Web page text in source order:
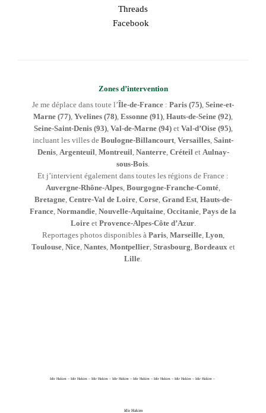
Threads
Facebook
Zones d’intervention
Je me déplace dans toute l’Île-de-France : Paris (75) Seine-et-
Marne (77) Yvelines (78) Essonne (91) Hauts-de-Seine (92)
Seine-Saint-Denis (93), Val-de-Marne (94)et Val-d’Oise (95),
incluant les villes de Boulogne-Billancourt Versailles Saint-
Denis, Argenteuil Montreuil Nanterre, Créteil et Aulnay-
sous-Bois
Et j’intervient également dans toutes les régions de France :
Auvergne-Rhône-Alpes Bourgogne-Franche-Comté
Bretagne, Centre-Val de Loire, Corse, Grand Est, Hauts-de-
France Normandie Nouvelle-Aquitaine Occitanie Pays de la
Loireet Provence-Alpes-Côte d’Azur.
Reportages photos disponibles à Paris, Marseille, Lyon,
Toulouse, Nice, Nantes, Montpellier, Strasbourg Bordeaux et
Lille
Idir Hakim – Idir Hakim – Idir Hakim – Idir Hakim – Idir Hakim – Idir Hakim – Idir Hakim – Idir Hakim –
Idir Hakim